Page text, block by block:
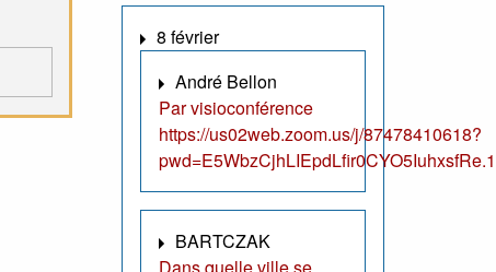
8 février
André Bellon
Par visioconférence
https://us02web.zoom.us/j/87478410618?
BARTCZAK